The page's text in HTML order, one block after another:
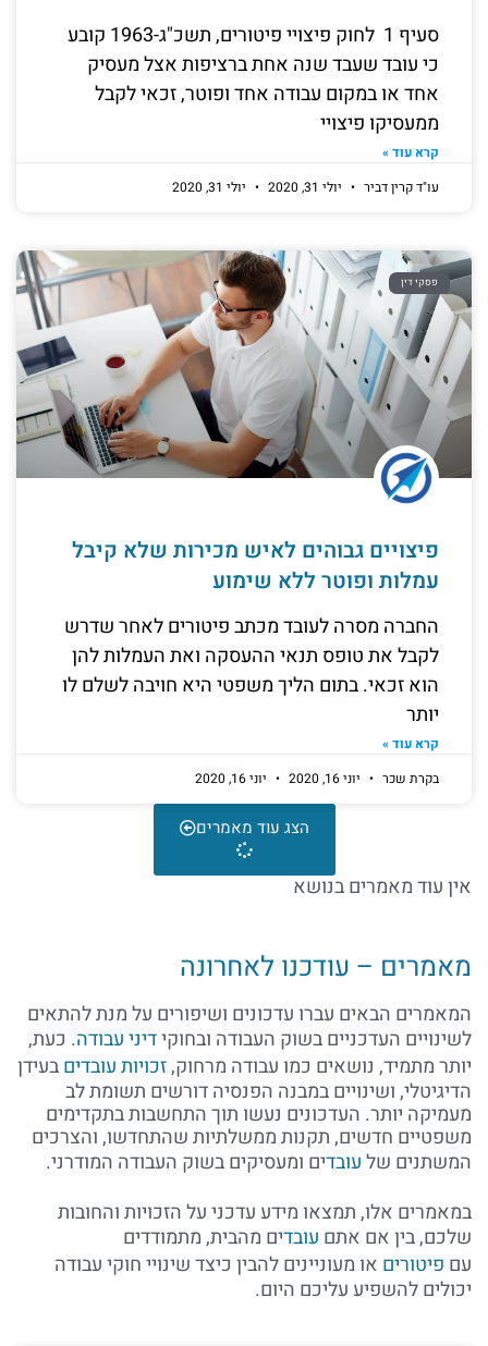
סעיף 1 לחוק פיצויי פיטורים, תשכ"ג-1963 קובע
כי עובד שעבד שנה אחת ברציפות אצל מעסיק
אחד או במקום עבודה אחד ופוטר, זכאי לקבל
ממעסיקו פיצויי
קרא עוד »
עו"ד קרין דביר
יולי 31, 2020 יולי 31, 2020
פסקי דין
פיצויים גבוהים לאיש מכירות שלא קיבל
עמלות ופוטר ללא שימוע
החברה מסרה לעובד מכתב פיטורים לאחר שדרש
לקבל את טופס תנאי ההעסקה ואת העמלות להן
הוא זכאי. בתום הליך משפטי היא חויבה לשלם לו
יותר
קרא עוד »
בקרת שכר
יוני 16, 2020 יוני 16, 2020
הצג עוד מאמרים
אין עוד מאמרים בנושא
מאמרים – עודכנו לאחרונה
המאמרים הבאים עברו עדכונים ושיפורים על מנת להתאים
לשינויים העדכניים בשוק העבודה ובחוקידיני עבודה. כעת,
יותר מתמיד, נושאים כמו עבודה מרחוק,זכויות עובדיםבעידן
הדיגיטלי, ושינויים במבנה הפנסיה דורשים תשומת לב
מעמיקה יותר. העדכונים נעשו תוך התחשבות בתקדימים
משפטיים חדשים, תקנות ממשלתיות שהתחדשו, והצרכים
המשתנים שלעובדים ומעסיקים בשוק העבודה המודרני.
במאמרים אלו, תמצאו מידע עדכני על הזכויות והחובות
שלכם, בין אם אתם עובדים מהבית, מתמודדים
עם פיטורים או מעוניינים להבין כיצד שינויי חוקי עבודה
יכולים להשפיע עליכם היום.